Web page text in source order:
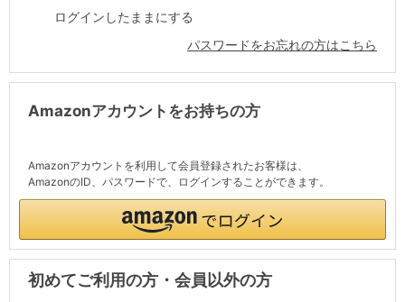
ログインしたままにする
パスワードをお忘れの方はこちら
Amazonアカウントをお持ちの方
Amazonアカウントを利用して会員登録されたお客様は、
AmazonのID、パスワードで、ログインすることができます。
初めてご利用の方・会員以外の方